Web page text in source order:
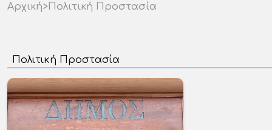
Αρχική>Πολιτική Προστασία